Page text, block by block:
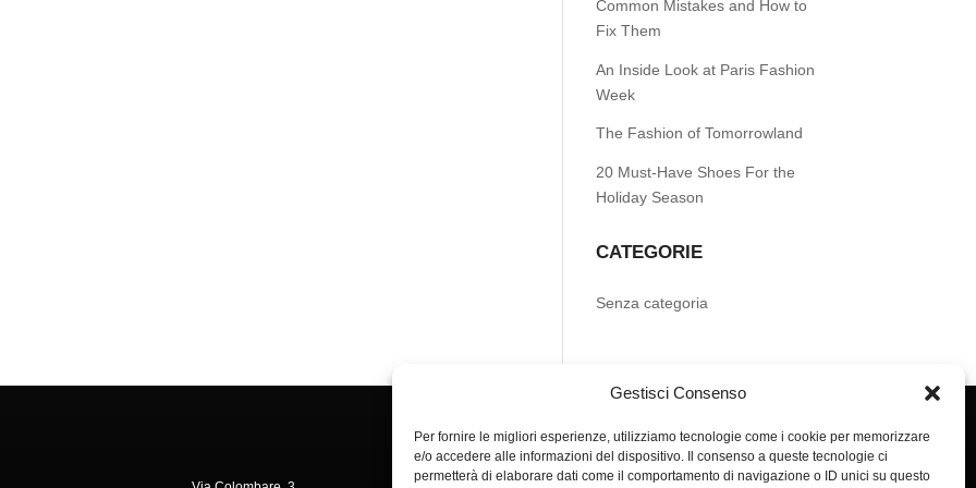
Gestisci Consenso
Per fornire le migliori esperienze, utilizziamo tecnologie come i cookie per memorizzare
e/o accedere alle informazioni del dispositivo. Il consenso a queste tecnologie ci
permetterà di elaborare dati come il comportamento di navigazione o ID unici su questo
Common Mistakes and How to
Fix Them
An Inside Look at Paris Fashion
Week
The Fashion of Tomorrowland
20 Must-Have Shoes For the
Holiday Season
CATEGORIE
Senza categoria